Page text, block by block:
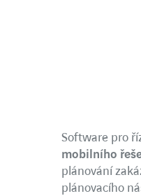
Software pro
mobilního
plánování
plánovacího